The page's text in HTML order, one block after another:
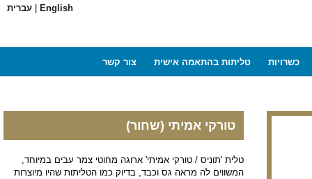
English עברית
כשרויות טליתות בהתאמה אישית צור קשר
טורקי אמיתי (שחור)
טלית 'תוניס / טורקי אמיתי' ארוגה מחוטי צמר עבים במיוחד,
המשווים לה מראה גס וכבד, בדיוק כמו הטליתות שהיו מיוצרות